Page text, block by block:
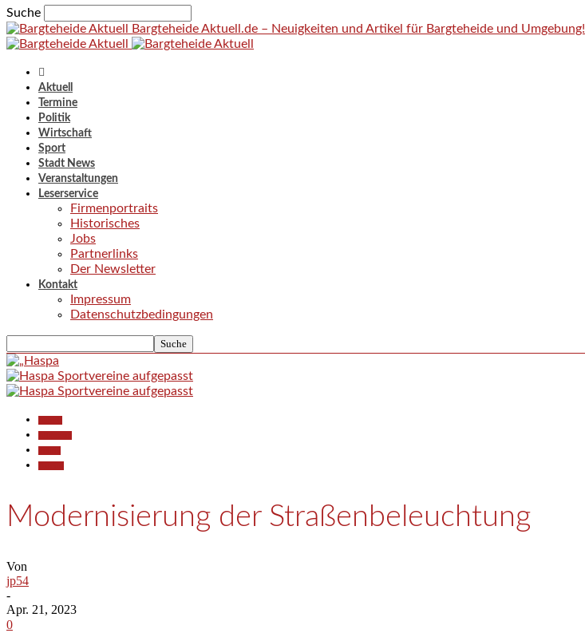
Suche
Bargteheide Aktuell.de – Neuigkeiten und Artikel für Bargteheide und Umgebung!
Aktuell
Termine
Politik
Wirtschaft
Sport
Stadt News
Veranstaltungen
Leserservice
Firmenportraits
Historisches
Jobs
Partnerlinks
Der Newsletter
Kontakt
Impressum
Datenschutzbedingungen
Modernisierung der Straßenbeleuchtung
Von
jp54
-
Apr. 21, 2023
0